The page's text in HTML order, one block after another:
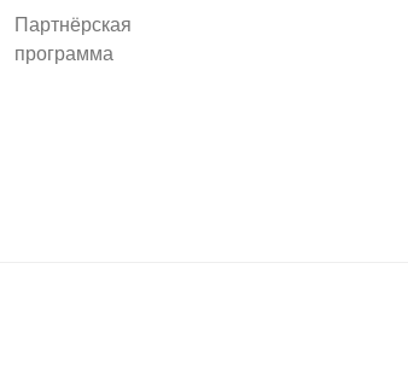
Партнёрская
программа